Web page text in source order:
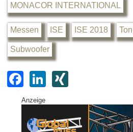
MONACOR INTERNATIONAL
Messen ISE ISE 2018 Ton
Subwoofer
F
a
c
e
Li
k
e
G
Anzeige